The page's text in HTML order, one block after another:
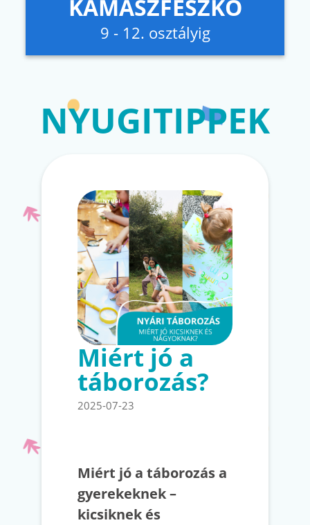
KAMASZFESZKÓ
9 - 12. osztályig
NYUGITIPPEK
Miért jó a
táborozás?
2025-07-23
Miért jó a táborozás a
gyerekeknek –
kicsiknek és